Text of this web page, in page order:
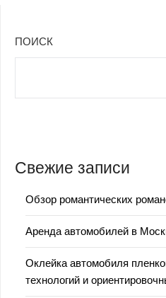
ПОИСК
Свежие записи
Обзор романтических
Аренда автомобилей в
Оклейка автомобиля
технологий и